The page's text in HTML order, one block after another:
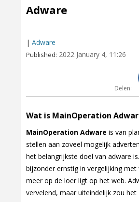
Adware
| Adware
Published: 2022 January 4, 11:26
Delen:
Wat is MainOperation
MainOperation Adware is van
stellen aan zoveel mogelijk
het belangrijkste doel van adware
bijzonder ernstig in vergelijking
meer op de loer ligt op het web.
vervelend, maar uiteindelijk zou het